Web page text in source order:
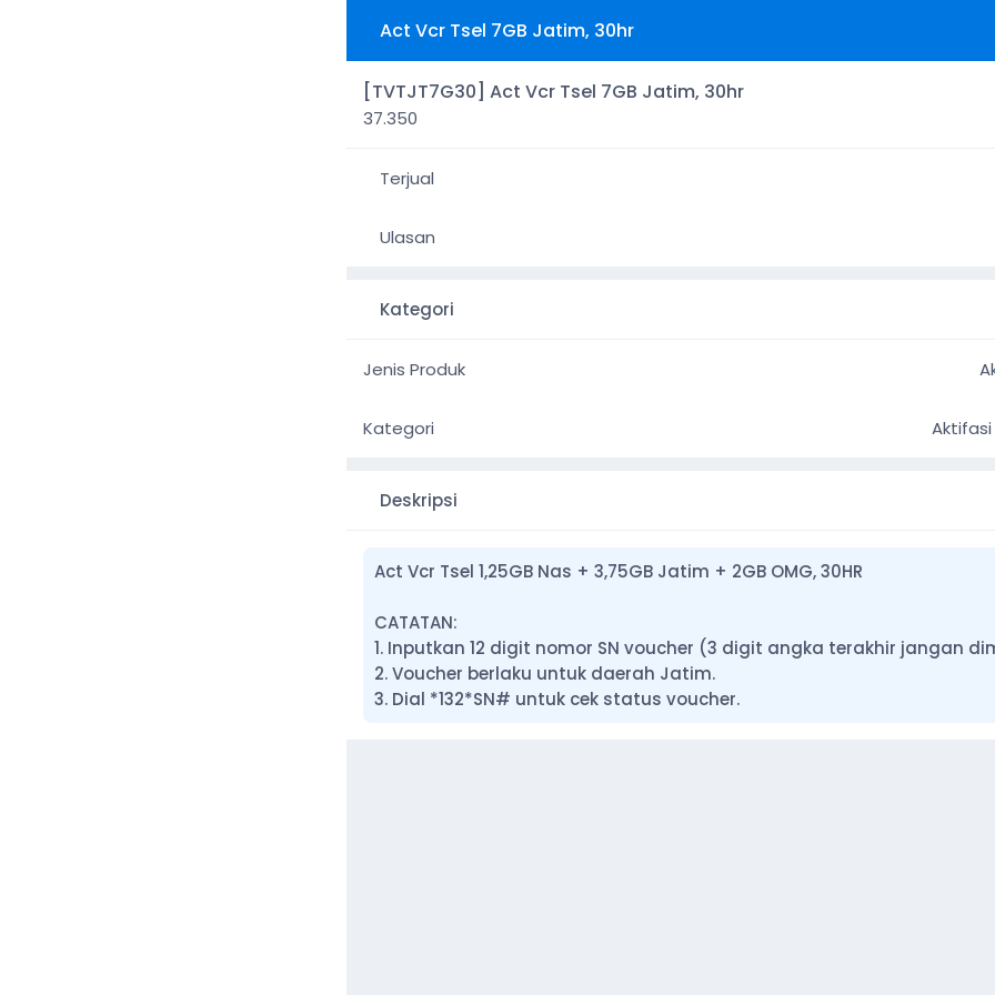
Act Vcr Tsel 7GB Jatim, 30hr
[TVTJT7G30] Act Vcr Tsel 7GB Jatim, 30hr
37.350
Terjual
Ulasan
Kategori
Jenis Produk
Kategori
Deskripsi
Act Vcr Tsel 1,25GB Nas + 3,75GB Jatim + 2GB OMG, 30HR
CATATAN:
1. Inputkan 12 digit nomor SN voucher (3 digit angka terakhir jangan
2. Voucher berlaku untuk daerah Jatim.
3. Dial *132*SN# untuk cek status voucher.